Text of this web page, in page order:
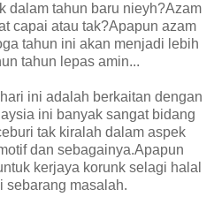
dalam tahun baru nieyh?Azam
capai atau tak?Apapun azam
tahun ini akan menjadi lebih
tahun lepas amin...
ini adalah berkaitan dengan
ini banyak sangat bidang
tak kiralah dalam aspek
dan sebagainya.Apapun
kerjaya korunk selagi halal
sebarang masalah.